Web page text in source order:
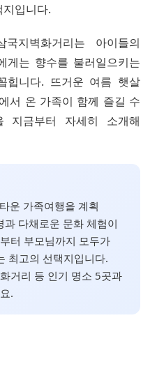
입니다.
지벽화거리는 아이들의
게는 향수를 불러일으키는
힙니다. 뜨거운 여름 햇살
서 온 가족이 함께 즐길 수
지금부터 자세히 소개해
운 가족여행을 계획
다채로운 문화 체험이
터 부모님까지 모두가
최고의 선택지입니다.
거리 등 인기 명소 5곳과
.